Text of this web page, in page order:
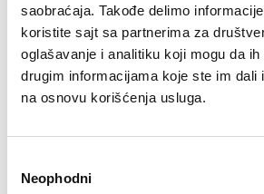
saobraćaja. Takođe delimo
koristite sajt sa partnerima za
oglašavanje i analitiku koji mogu da
drugim informacijama koje ste im dali
na osnovu korišćenja usluga.
сагласности
Neophodni
-Dodatna oprema i održavanje